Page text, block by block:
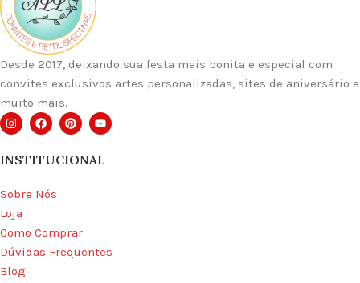
entregue dentro do prazo descrito
no anúncio. ( Veja a Descrição do
Produto )
Desde 2017, deixando sua festa mais bonita e especial com
convites exclusivos artes personalizadas, sites de aniversário e
muito mais.
INSTITUCIONAL
Sobre Nós
Loja
Como Comprar
Dúvidas Frequentes
Blog